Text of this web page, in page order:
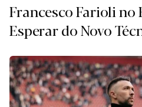
Francesco Farioli no
Esperar do Novo